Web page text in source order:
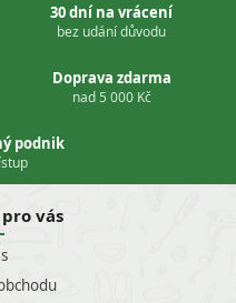
30 dní na vrácení
bez udání důvodu
Doprava zdarma
nad 5 000 Kč
podnik
vás